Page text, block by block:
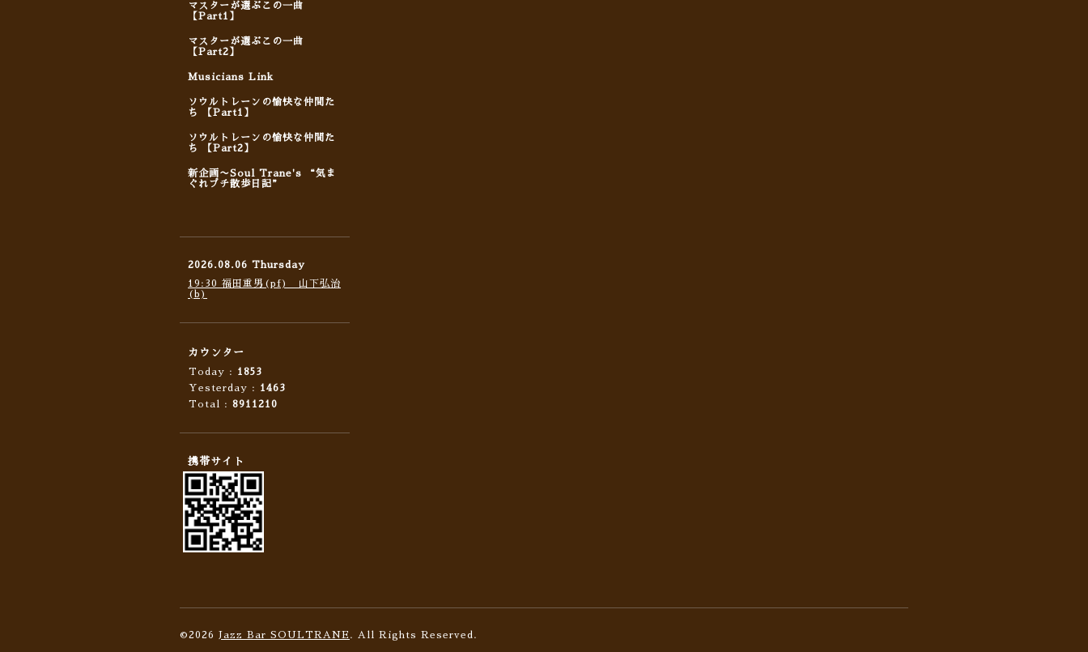
マスターが選ぶこの一曲
【Part1】
マスターが選ぶこの一曲
【Part2】
Musicians Link
ソウルトレーンの愉快な仲間た
ち 【Part1】
ソウルトレーンの愉快な仲間た
ち 【Part2】
新企画〜Soul Trane's “気ま
ぐれプチ散歩日記”
2026.08.06 Thursday
19:30 福田重男(pf) 山下弘治
(b)
カウンター
Today : 1853
Yesterday : 1463
Total : 8911210
携帯サイト
©2026 Jazz Bar SOULTRANE . All Rights Reserved.